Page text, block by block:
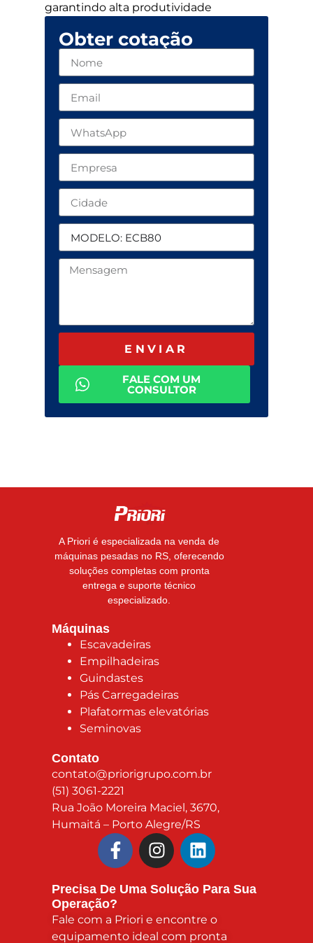
garantindo alta produtividade
Obter cotação
ENVIAR
FALE COM UM
CONSULTOR
A Priori é especializada na venda de
máquinas pesadas no RS, oferecendo
soluções completas com pronta
entrega e suporte técnico
especializado.
Máquinas
Escavadeiras
Empilhadeiras
Guindastes
Pás Carregadeiras
Plafatormas elevatórias
Seminovas
Contato
contato@priorigrupo.com.br
(51) 3061-2221
Rua João Moreira Maciel, 3670,
Humaitá – Porto Alegre/RS
Precisa De Uma Solução Para Sua
Operação?
Fale com a Priori e encontre o
equipamento ideal com pronta